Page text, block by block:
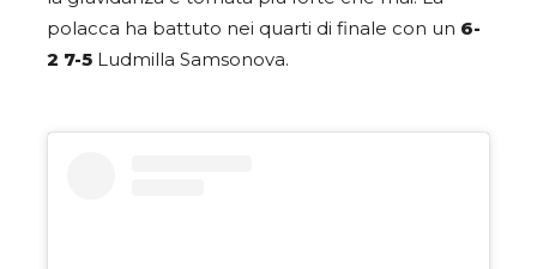
polacca ha battuto nei quarti di finale con un 6-
2 7-5 Ludmilla Samsonova.